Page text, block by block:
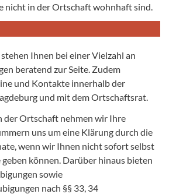
nicht in der Ortschaft wohnhaft sind.
Ihnen bei einer Vielzahl an
beratend zur Seite. Zudem
und Kontakte innerhalb der
und mit dem Ortschaftsrat.
der Ortschaft nehmen wir Ihre
uns um eine Klärung durch die
wenn wir Ihnen nicht sofort selbst
können. Darüber hinaus bieten
sowie
nach §§ 33, 34